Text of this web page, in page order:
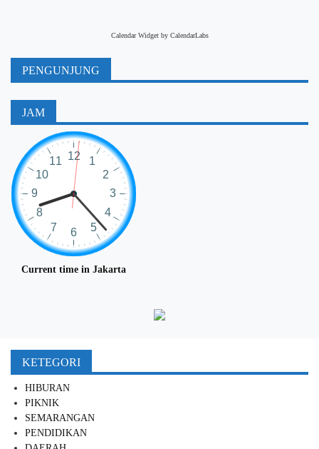
Calendar Widget by CalendarLabs
PENGUNJUNG
JAM
Current time in Jakarta
KETEGORI
HIBURAN
PIKNIK
SEMARANGAN
PENDIDIKAN